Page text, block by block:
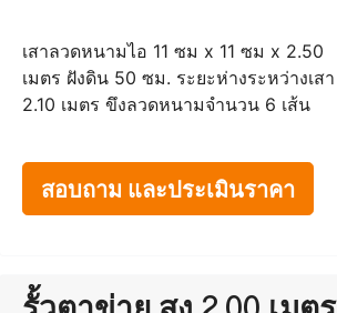
เสาลวดหนามไอ 11 ซม x 11 ซม x 2.50
เมตร ฝังดิน 50 ซม. ระยะห่างระหว่างเสา
2.10 เมตร ขึงลวดหนามจำนวน 6 เส้น
สอบถาม และประเมินราคา